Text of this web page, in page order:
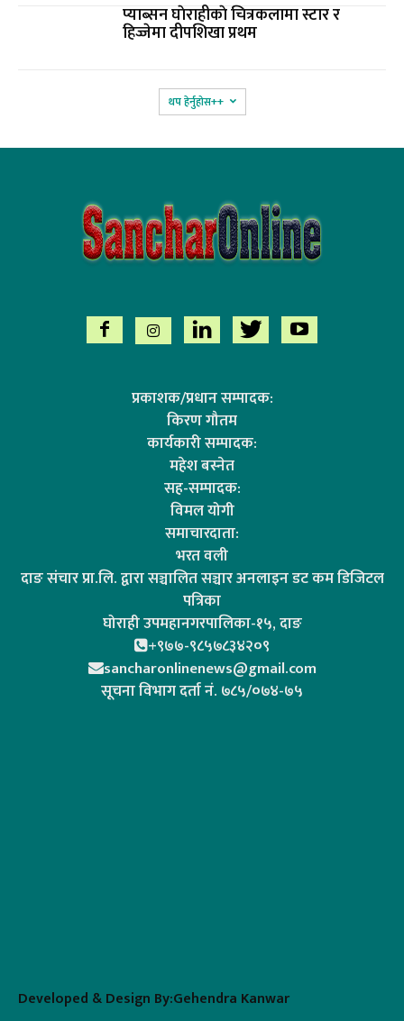
प्याब्सन घाेराहीकाे चित्रकलामा स्टार र
हिज्जेमा दीपशिखा प्रथम
थप हेर्नुहोस‌++
प्रकाशक/प्रधान सम्पादक:
किरण गौतम
कार्यकारी सम्पादक:
महेश बस्नेत
सह-सम्पादक:
विमल योगी
समाचारदाता:
भरत वली
दाङ संचार प्रा.लि. द्वारा सञ्चालित सञ्चार अनलाइन डट कम डिजिटल
पत्रिका
घोराही उपमहानगरपालिका-१५, दाङ
+९७७-९८५७८३४२०९
sancharonlinenews@gmail.com
सूचना विभाग दर्ता न‌ं. ७८५/०७४-७५
Developed & Design By:Gehendra Kanwar